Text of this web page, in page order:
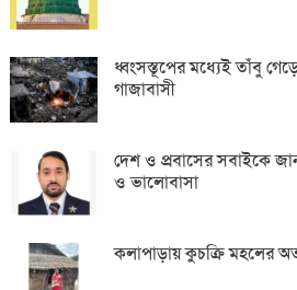
ধ্বংসস্তূপের মধ্যেই তাঁবু
গাজাবাসী
দেশ ও প্রবাসের সবাইকে
ও ভালোবাসা
কলাপাড়ায় কুচক্রি মহলের